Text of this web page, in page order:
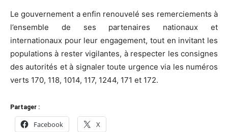
Le gouvernement a enfin renouvelé ses remerciements à
l’ensemble de ses partenaires nationaux et
internationaux pour leur engagement, tout en invitant les
populations à rester vigilantes, à respecter les consignes
des autorités et à signaler toute urgence via les numéros
verts 170, 118, 1014, 117, 1244, 171 et 172.
Partager :
Facebook X